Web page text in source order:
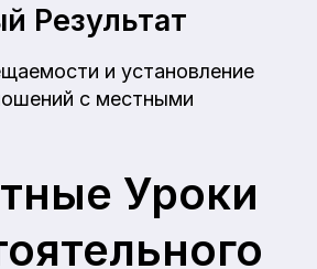
Результат
и установление
с местными
Уроки